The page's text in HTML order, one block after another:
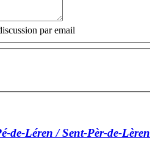
par email
de-Léren / Sent-Pèr-de-Lèren